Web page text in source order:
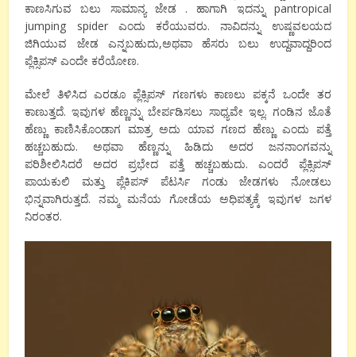
ಕಾಣಸಿಗುವ ಬಲು ಸಾಮಾನ್ಯ ಜೇಡ . ಹಾಗಾಗಿ ಇದನ್ನು pantropical
jumping spider ಎಂದು ಕರೆಯುವರು. ನಾವಿದನ್ನು ಉಷ್ಣವಲಯದ
ಜಿಗಿಯುವ ಜೇಡ ಎನ್ನಬಹುದು,ಅಥವಾ ಹೆಸರು ಬಲು ಉದ್ದವಾದ್ದರಿಂದ
ಪ್ಲೆಕ್ಸಿಪಸ್ ಎಂದೇ ಕರೆಯೋಣ.
ಮೇಲೆ ತಿಳಿಸಿದ ಎರಡೂ ಪ್ಲೆಕ್ಸಿಪಸ್ ಗಣಗಳು ಕಾಣಲು ಪಕ್ಕನೆ ಒಂದೇ ತರ
ಕಾಣುತ್ತದೆ. ಇವುಗಳ ಹೆಣ್ಣನ್ನು ಬೇರ್ಪಡಿಸಲು ಸಾಧ್ಯವೇ ಇಲ್ಲ. ಗಂಡಿನ ಜೊತೆ
ಹೆಣ್ಣು ಕಾಣಿಸಿಕೊಂಡಾಗ ಮಾತ್ರ ಅದು ಯಾವ ಗಣದ ಹೆಣ್ಣು ಎಂದು ಪತ್ತೆ
ಹಚ್ಚಬಹುದು. ಅಥವಾ ಹೆಣ್ಣನ್ನು ಹಿಡಿದು ಅದರ ಜನನಾಂಗವನ್ನು
ಪರಿಶೀಲಿಸಿದರೆ ಅದರ ಪ್ರಭೇದ ಪತ್ತೆ ಹಚ್ಚಬಹುದು. ಎಂದರೆ ಪ್ಲೆಕ್ಸಿಪಸ್
ಪಾಯಕುಲಿ ಮತ್ತು ಪ್ಲೆಕಿಪಸ್ ಪೆಟರ್ಸಿ ಗಂಡು ಜೇಡಗಳು ನೋಡಲು
ಭಿನ್ನವಾಗಿರುತ್ತದೆ. ನಮ್ಮ ಮನೆಯ ಗೋಡೆಯ ಅಧಿಪತ್ಯಕ್ಕೆ ಇವುಗಳ ಜಗಳ
ನಿರಂತರ.